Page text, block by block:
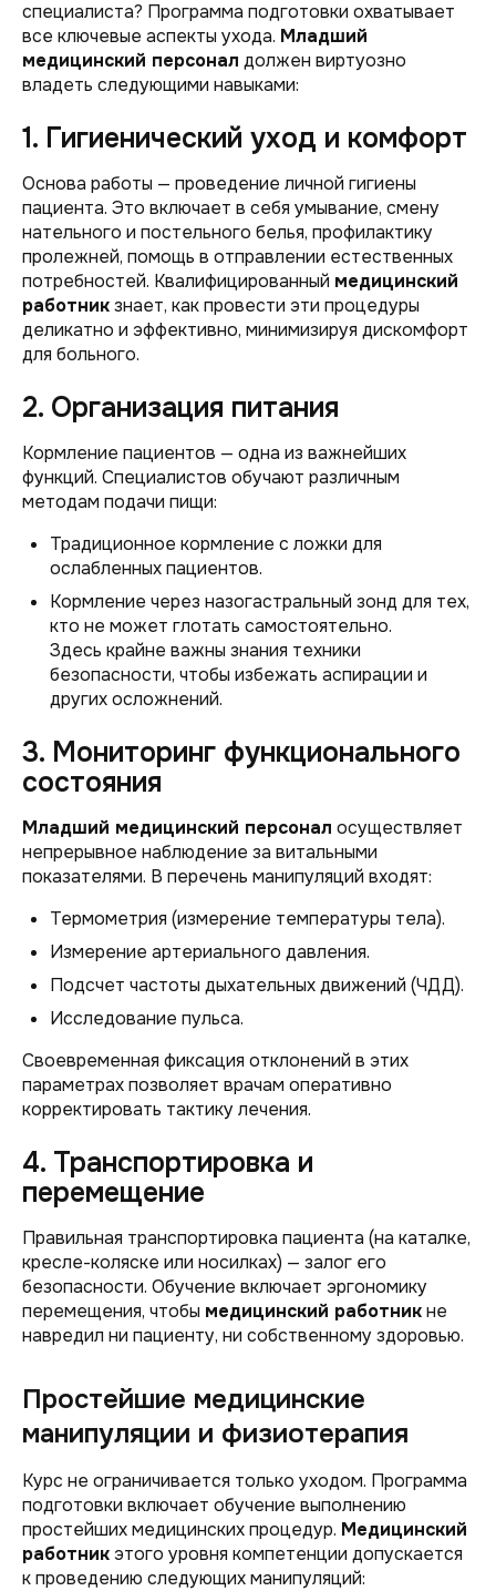
специалиста? Программа подготовки охватывает
все ключевые аспекты ухода. Младший
медицинский персонал должен виртуозно
владеть следующими навыками:
1. Гигиенический уход и комфорт
Основа работы — проведение личной гигиены
пациента. Это включает в себя умывание, смену
нательного и постельного белья, профилактику
пролежней, помощь в отправлении естественных
потребностей. Квалифицированный медицинский
работникзнает, как провести эти процедуры
деликатно и эффективно, минимизируя дискомфорт
для больного.
2. Организация питания
Кормление пациентов — одна из важнейших
функций. Специалистов обучают различным
методам подачи пищи:
Традиционное кормление с ложки для
ослабленных пациентов.
Кормление через назогастральный зонд для тех,
кто не может глотать самостоятельно.
Здесь крайне важны знания техники
безопасности, чтобы избежать аспирации и
других осложнений.
3. Мониторинг функционального
состояния
Младший медицинский персонал осуществляет
непрерывное наблюдение за витальными
показателями. В перечень манипуляций входят:
Термометрия (измерение температуры тела).
Измерение артериального давления.
Подсчет частоты дыхательных движений (ЧДД).
Исследование пульса.
Своевременная фиксация отклонений в этих
параметрах позволяет врачам оперативно
корректировать тактику лечения.
4. Транспортировка и
перемещение
Правильная транспортировка пациента (на каталке,
кресле-коляске или носилках) — залог его
безопасности. Обучение включает эргономику
перемещения, чтобы медицинский работникне
навредил ни пациенту, ни собственному здоровью.
Простейшие медицинские
манипуляции и физиотерапия
Курс не ограничивается только уходом. Программа
подготовки включает обучение выполнению
простейших медицинских процедур. Медицинский
работникэтого уровня компетенции допускается
к проведению следующих манипуляций: